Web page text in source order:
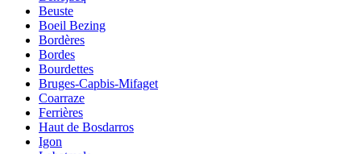
Beuste
Boeil Bezing
Bordères
Bordes
Bourdettes
Bruges-Capbis-Mifaget
Coarraze
Ferrières
Haut de Bosdarros
Igon